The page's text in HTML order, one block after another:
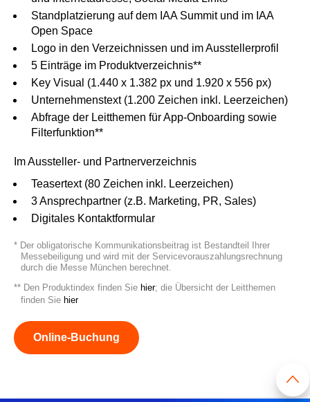
Standplatzierung auf dem IAA Summit und im IAA
Open Space
Logo in den Verzeichnissen und im Ausstellerprofil
5 Einträge im Produktverzeichnis**
Key Visual (1.440 x 1.382 px und 1.920 x 556 px)
Unternehmenstext (1.200 Zeichen inkl. Leerzeichen)
Abfrage der Leitthemen für App-Onboarding sowie
Filterfunktion**
Im Aussteller- und Partnerverzeichnis
Teasertext (80 Zeichen inkl. Leerzeichen)
3 Ansprechpartner (z.B. Marketing, PR, Sales)
Digitales Kontaktformular
* Der obligatorische Kommunikationsbeitrag ist Bestandteil Ihrer
Messebeiligung und wird mit der Servicevorauszahlungsrechnung
durch die Messe München berechnet.
** Den Produktindex finden Sie hier; die Übersicht der Leitthemen
finden Sie hier
Online-Buchung